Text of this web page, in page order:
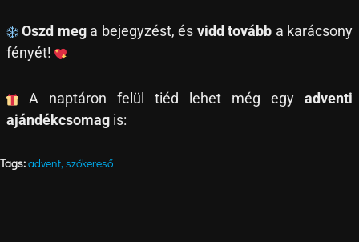
Oszd mega bejegyzést, és vidd tovább a karácsony
fényét!
A naptáron felül tiéd lehet még egy adventi
ajándékcsomag is:
Tags:advent,szókereső